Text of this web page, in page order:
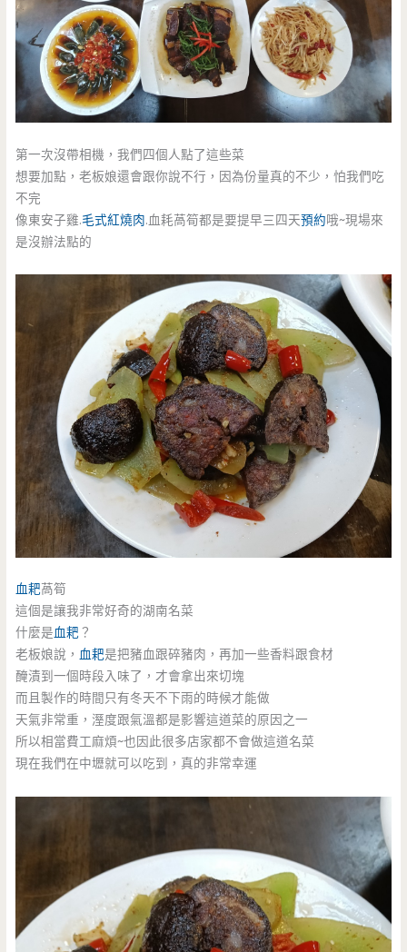
第一次沒帶相機，我們四個人點了這些菜
想要加點，老板娘還會跟你說不行，因為份量真的不少，怕我們吃
不完
像東安子雞.毛式紅燒肉.血耗萵筍都是要提早三四天預約哦~現場來
是沒辦法點的
血耙萵筍
這個是讓我非常好奇的湖南名菜
什麼是血耙？
老板娘說，血耙是把豬血跟碎豬肉，再加一些香料跟食材
醃漬到一個時段入味了，才會拿出來切塊
而且製作的時間只有冬天不下雨的時候才能做
天氣非常重，溼度跟氣溫都是影響這道菜的原因之一
所以相當費工麻煩~也因此很多店家都不會做這道名菜
現在我們在中壢就可以吃到，真的非常幸運